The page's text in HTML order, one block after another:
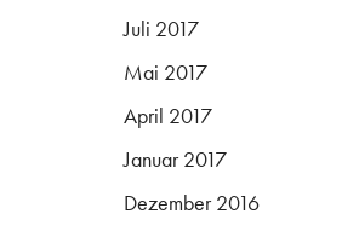
Juli 2017
Mai 2017
April 2017
Januar 2017
Dezember 2016